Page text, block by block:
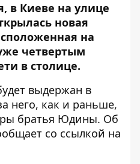
в Киеве на улице
новая
на
четвертым
в столице.
выдержан в
него, как и раньше,
братья Юдины. Об
со ссылкой на